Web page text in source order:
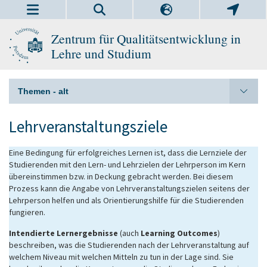
Zentrum für Qualitätsentwicklung in
Lehre und Studium
Themen - alt
Lehrveranstaltungsziele
Eine Bedingung für erfolgreiches Lernen ist, dass die Lernziele der
Studierenden mit den Lern- und Lehrzielen der Lehrperson im Kern
übereinstimmen bzw. in Deckung gebracht werden. Bei diesem
Prozess kann die Angabe von Lehrveranstaltungszielen seitens der
Lehrperson helfen und als Orientierungshilfe für die Studierenden
fungieren.
Intendierte Lernergebnisse (auch Learning Outcomes)
beschreiben, was die Studierenden nach der Lehrveranstaltung auf
welchem Niveau mit welchen Mitteln zu tun in der Lage sind. Sie